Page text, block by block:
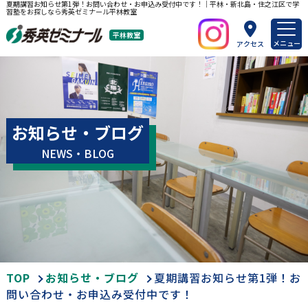
夏期講習お知らせ第1弾！お問い合わせ・お申込み受付中です！｜平林・新北島・住之江区で学
習塾をお探しなら秀英ゼミナール平林教室
平林教室
アクセス
メニュー
お知らせ・ブログ
NEWS・BLOG
TOP お知らせ・ブログ
夏期講習お知らせ第1弾！お
問い合わせ・お申込み受付中です！